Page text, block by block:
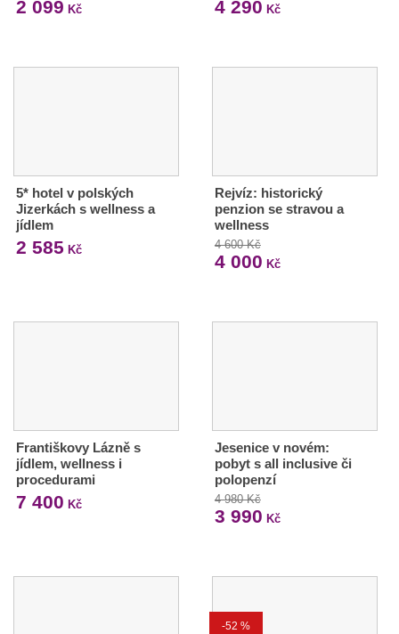
2 099 Kč 4 290 Kč
5* hotel v polských
Jizerkách s wellness a
jídlem
2 585 Kč
Rejvíz: historický
penzion se stravou a
wellness
4 600 Kč
4 000 Kč
Františkovy Lázně s
jídlem, wellness i
procedurami
7 400 Kč
Jesenice v novém:
pobyt s all inclusive či
polopenzí
4 980 Kč
3 990 Kč
-52 %